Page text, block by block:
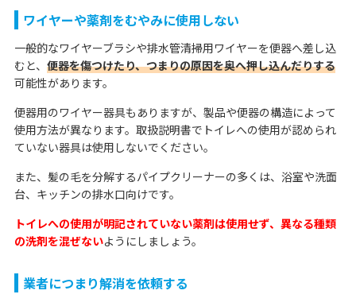
ワイヤーや薬剤をむやみに使用しない
一般的なワイヤーブラシや排水管清掃用ワイヤーを便器へ差し込
むと、 便器を傷つけたり、つまりの原因を奥へ押し込んだりする
可能性があります。
便器用のワイヤー器具もありますが、製品や便器の構造によって
使用方法が異なります。取扱説明書でトイレへの使用が認められ
ていない器具は使用しないでください。
また、髪の毛を分解するパイプクリーナーの多くは、浴室や洗面
台、キッチンの排水口向けです。
トイレへの使用が明記されていない薬剤は使用せず、異なる種類
の洗剤を混ぜないようにしましょう。
業者につまり解消を依頼する